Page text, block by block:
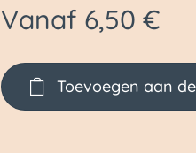
Vanaf 6,50 €
Toevoegen aan